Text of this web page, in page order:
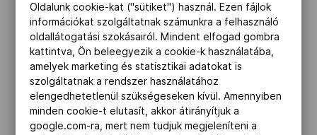
Erika
59 kg, nem olimpiai súlycsoport: Dollák
Tamara
2023. szeptember 19. (kedd):
50 kg, olimpiai súlycsoport: Szekér
Oldalunk cookie-kat ("sütiket") használ. Ezen fájlok
információkat szolgáltatnak számunkra a felhasználó
oldallátogatási szokásairól. Mindent elfogad gombra
kattintva, Ön beleegyezik a cookie-k használatába,
amelyek marketing és statisztikai adatokat is
szolgáltatnak a rendszer használatához
elengedhetetlenül szükségeseken kívül. Amennyiben
minden cookie-t elutasít, akkor átirányítjuk a
google.com-ra, mert nem tudjuk megjeleníteni a